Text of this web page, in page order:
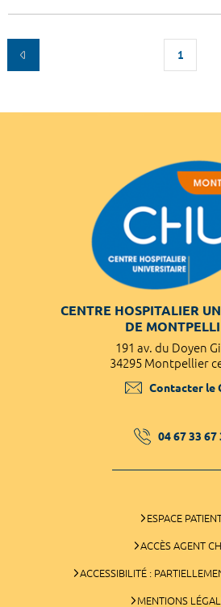
1
CENTRE HOSPITALIER
DE
191 av. du Doyen
34295 Montpellier
Contacter le
04 67 33 67
ESPACE
ACCÈS AGENT
ACCESSIBILITÉ :
MENTIONS